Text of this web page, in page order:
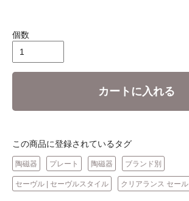
個数
カートに入れる
この商品に登録されているタグ
陶磁器 プレート 陶磁器 ブランド別
セーヴル | セーヴルスタイル クリアランス セール